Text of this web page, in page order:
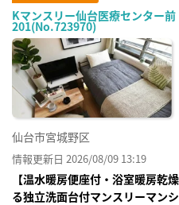
Kマンスリー仙台医療センター
201(No.723970)
仙台市宮城野区
情報更新日 2026/08/09 13:19
【温水暖房便座付・浴室暖房乾
る独立洗面台付マンスリーマン